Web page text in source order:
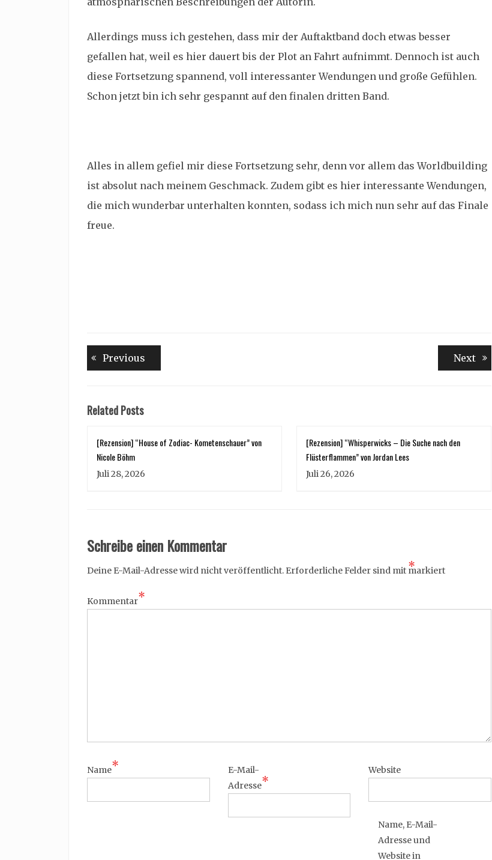
Allerdings muss ich gestehen, dass mir der Auftaktband doch etwas besser
gefallen hat, weil es hier dauert bis der Plot an Fahrt aufnimmt. Dennoch ist auch
diese Fortsetzung spannend, voll interessanter Wendungen und große Gefühlen.
Schon jetzt bin ich sehr gespannt auf den finalen dritten Band.
Alles in allem gefiel mir diese Fortsetzung sehr, denn vor allem das Worldbuilding
ist absolut nach meinem Geschmack. Zudem gibt es hier interessante Wendungen,
die mich wunderbar unterhalten konnten, sodass ich mich nun sehr auf das Finale
freue.
Beitragsnavigation
Previous NextNext
Related Posts
[Rezension] “House of Zodiac- Kometenschauer” von
Nicole Böhm
Juli 28, 2026
[Rezension] “Whisperwicks – Die Suche nach den
Flüsterflammen” von Jordan Lees
Juli 26, 2026
Schreibe einen Kommentar
Deine E-Mail-Adresse wird nicht veröffentlicht. Erforderliche Felder sind mit *
markiert
Kommentar*
Name*
E-Mail-
Adresse*
Website
Name, E-Mail-
Adresse und
Website in